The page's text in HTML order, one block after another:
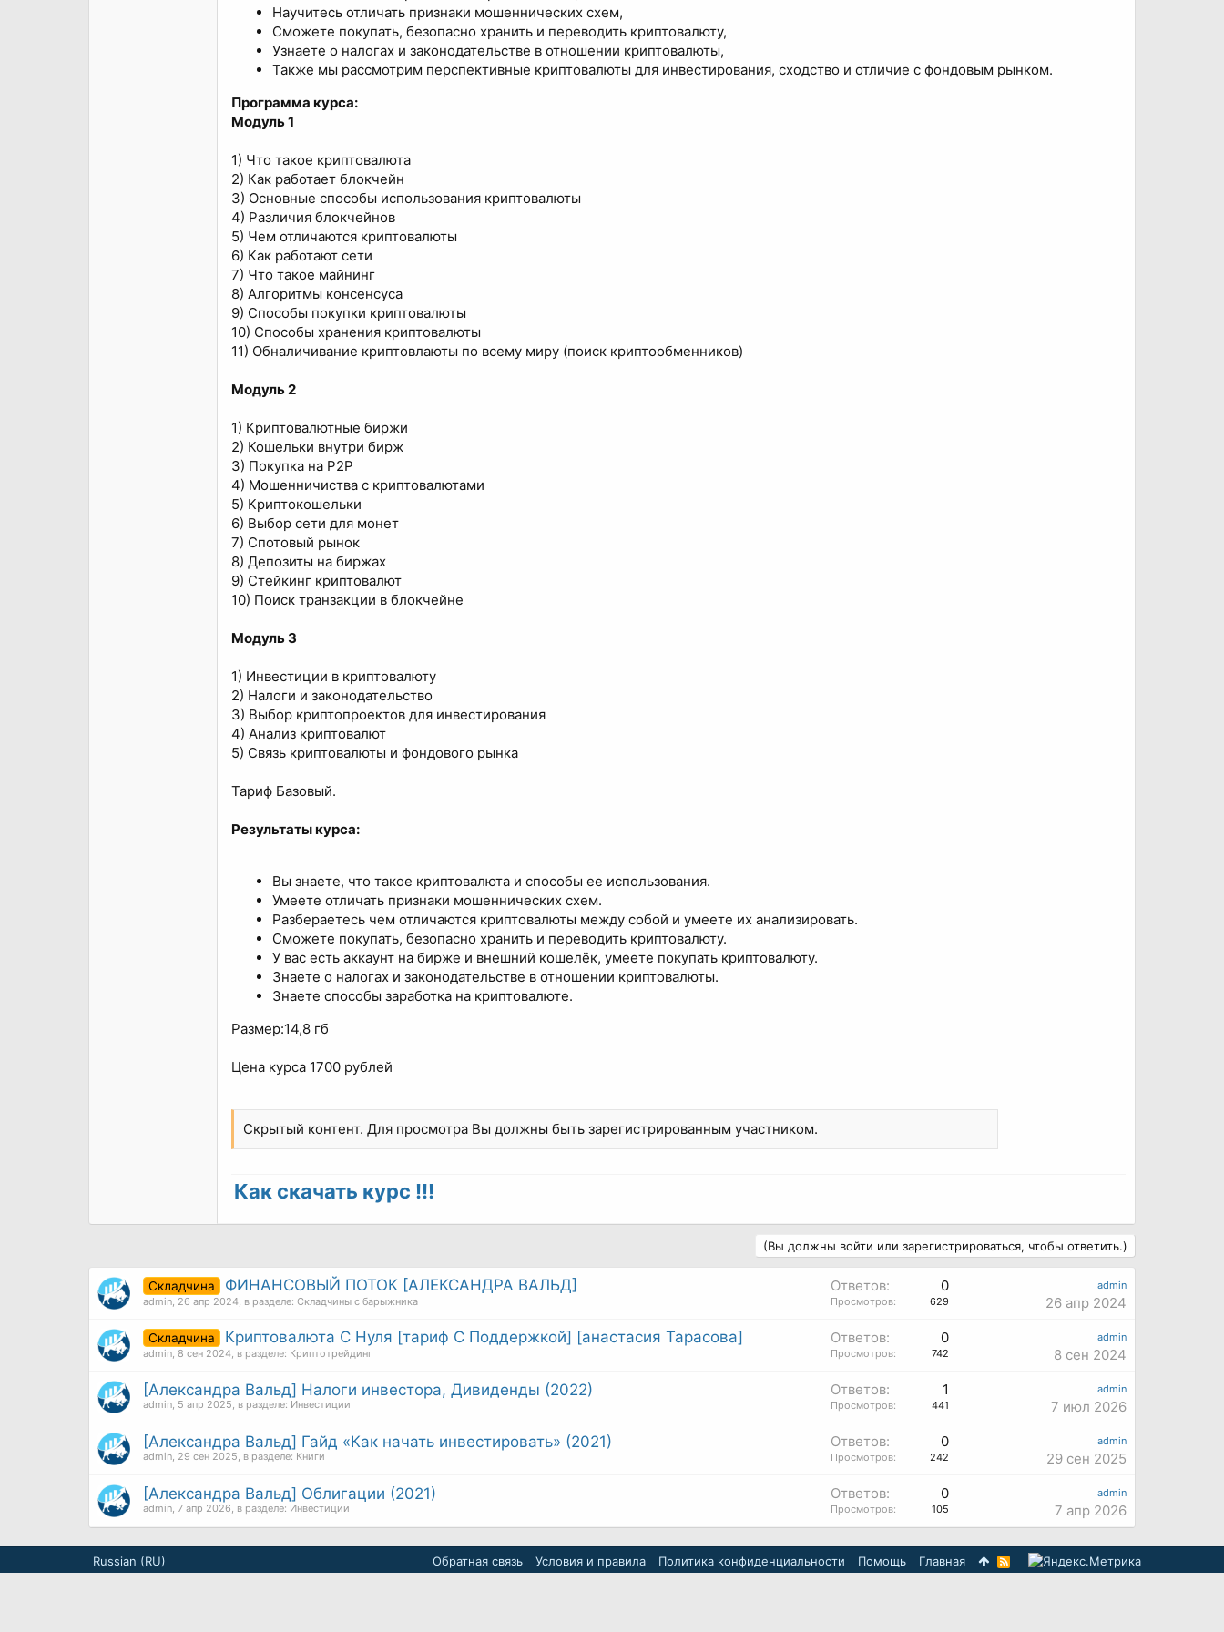
Научитесь отличать признаки мошеннических схем,
Сможете покупать, безопасно хранить и переводить криптовалюту,
Узнаете о налогах и законодательстве в отношении криптовалюты,
Также мы рассмотрим перспективные криптовалюты для инвестирования, сходство и отличие с фондовым рынком.
Программа курса:
Модуль 1
1) Что такое криптовалюта
2) Как работает блокчейн
3) Основные способы использования криптовалюты
4) Различия блокчейнов
5) Чем отличаются криптовалюты
6) Как работают сети
7) Что такое майнинг
8) Алгоритмы консенсуса
9) Способы покупки криптовалюты
10) Способы хранения криптовалюты
11) Обналичивание криптовлаюты по всему миру (поиск криптообменников)
Модуль 2
1) Криптовалютные биржи
2) Кошельки внутри бирж
3) Покупка на P2P
4) Мошенничиства с криптовалютами
5) Криптокошельки
6) Выбор сети для монет
7) Спотовый рынок
8) Депозиты на биржах
9) Стейкинг криптовалют
10) Поиск транзакции в блокчейне
Модуль 3
1) Инвестиции в криптовалюту
2) Налоги и законодательство
3) Выбор криптопроектов для инвестирования
4) Анализ криптовалют
5) Связь криптовалюты и фондового рынка
Тариф Базовый.
Результаты курса:
Вы знаете, что такое криптовалюта и способы ее использования.
Умеете отличать признаки мошеннических схем.
Разбераетесь чем отличаются криптовалюты между собой и умеете их анализировать.
Сможете покупать, безопасно хранить и переводить криптовалюту.
У вас есть аккаунт на бирже и внешний кошелёк, умеете покупать криптовалюту.
Знаете о налогах и законодательстве в отношении криптовалюты.
Знаете способы заработка на криптовалюте.
Размер:14,8 гб
Цена курса 1700 рублей
Скрытый контент. Для просмотра Вы должны быть зарегистрированным участником.
Как скачать курс !!!
(Вы должны войти или зарегистрироваться, чтобы ответить.)
Складчина ФИНАНСОВЫЙ ПОТОК [АЛЕКСАНДРА ВАЛЬД]
admin 26 апр 2024 , в разделе: Складчины с барыжника
Ответов: 0
Просмотров: 629
admin
26 апр 2024
Складчина Криптовалюта С Нуля [тариф С Поддержкой] [анастасия Тарасова]
admin 8 сен 2024 , в разделе: Криптотрейдинг
Ответов: 0
Просмотров: 742
admin
8 сен 2024
[Александра Вальд] Налоги инвестора, Дивиденды (2022)
admin 5 апр 2025 , в разделе: Инвестиции
Ответов: 1
Просмотров: 441
admin
7 июл 2026
[Александра Вальд] Гайд «Как начать инвестировать» (2021)
admin 29 сен 2025 , в разделе: Книги
Ответов: 0
Просмотров: 242
admin
29 сен 2025
[Александра Вальд] Облигации (2021)
admin 7 апр 2026 , в разделе: Инвестиции
Ответов: 0
Просмотров: 105
admin
7 апр 2026
Russian (RU) Обратная связь Условия и правила Политика конфиденциальности Помощь Главная